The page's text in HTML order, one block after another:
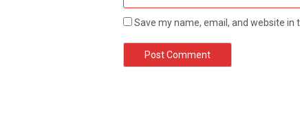
Save my name, email, and website